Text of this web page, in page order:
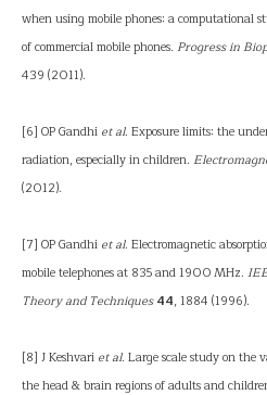
when using mobile phones: a computational
of commercial mobile phones. Progress in
439 (2011).
[6] OP Gandhi et al. Exposure limits: the
radiation, especially in children.
(2012).
[7] OP Gandhi et al. Electromagnetic
mobile telephones at 835 and 1900 MHz.
Theory and Techniques 44, 1884 (1996).
[8] J Keshvari et al. Large scale study on the
the head & brain regions of adults and